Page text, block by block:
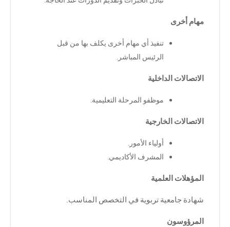
مهام أخرى
تنفيذ أي مهام أخرى يكلف بها من قبل
الرئيس المباشر
الاتصالات الداخلية
موظفو المرحلة التعليمية
الاتصالات الخارجية
أولياء الأمور
المشرف الأكاديمي
المؤهلات العلمية
شهادة جامعية تربوية في التخصص المناسب.
المرؤوسون